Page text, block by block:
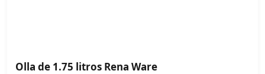
Olla de 1.75 litros Rena Ware